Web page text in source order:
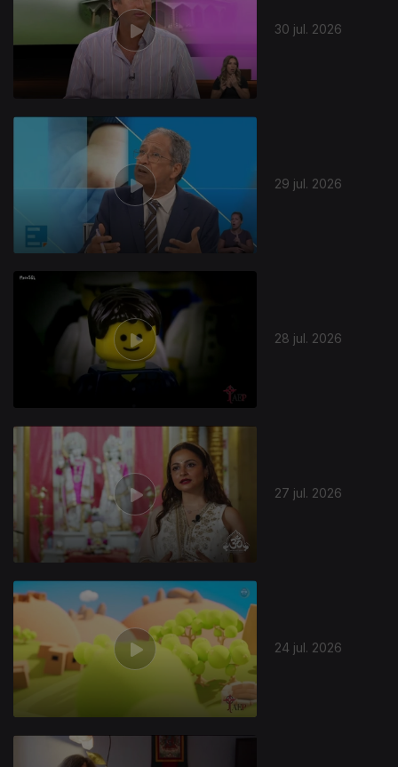
30 jul. 2026
29 jul. 2026
28 jul. 2026
27 jul. 2026
24 jul. 2026
944523